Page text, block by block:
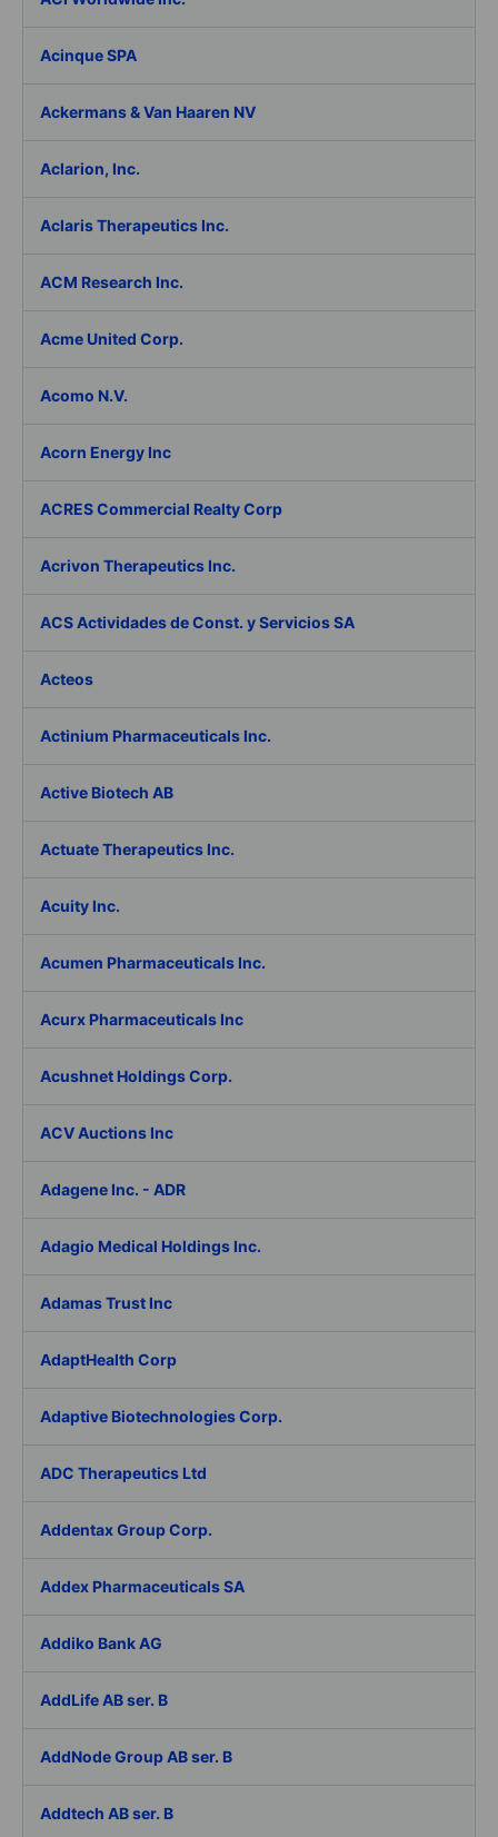
Acinque SPA
Ackermans & Van Haaren NV
Aclarion, Inc.
Aclaris Therapeutics Inc.
ACM Research Inc.
Acme United Corp.
Acomo N.V.
Acorn Energy Inc
ACRES Commercial Realty Corp
Acrivon Therapeutics Inc.
ACS Actividades de Const. y Servicios SA
Acteos
Actinium Pharmaceuticals Inc.
Active Biotech AB
Actuate Therapeutics Inc.
Acuity Inc.
Acumen Pharmaceuticals Inc.
Acurx Pharmaceuticals Inc
Acushnet Holdings Corp.
ACV Auctions Inc
Adagene Inc. - ADR
Adagio Medical Holdings Inc.
Adamas Trust Inc
AdaptHealth Corp
Adaptive Biotechnologies Corp.
ADC Therapeutics Ltd
Addentax Group Corp.
Addex Pharmaceuticals SA
Addiko Bank AG
AddLife AB ser. B
AddNode Group AB ser. B
Addtech AB ser. B